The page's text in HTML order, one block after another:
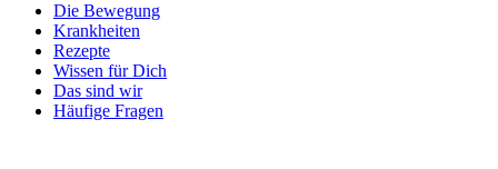
Die Bewegung
Krankheiten
Rezepte
Wissen für Dich
Das sind wir
Häufige Fragen